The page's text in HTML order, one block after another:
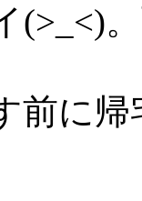
(>_<)
前に帰